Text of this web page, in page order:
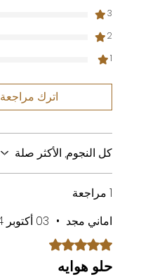
3
2
1
اترك مراجعة
كل النجوم, الأكثر صلة
1 مراجعة
اماني مجد • 03 أكتوبر 2024
تم التقييم بـ 5 من أصل 5 نجوم.
حلو هوايه